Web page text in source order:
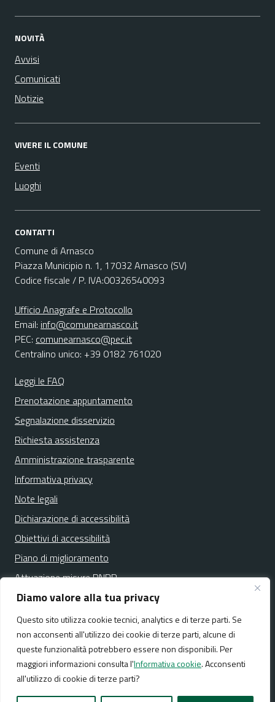
Diamo valore alla tua privacy
Questo sito utilizza cookie tecnici, analytics e di terze parti. Se
non acconsenti all'utilizzo dei cookie di terze parti, alcune di
queste funzionalità potrebbero essere non disponibili. Per
maggiori informazioni consulta l'Informativa cookie. Acconsenti
all'utilizzo di cookie di terze parti?
NOVITÀ
Avvisi
Comunicati
Notizie
VIVERE IL COMUNE
Eventi
Luoghi
CONTATTI
Comune di Arnasco
Piazza Municipio n. 1, 17032 Arnasco (SV)
Codice fiscale / P. IVA:00326540093
Ufficio Anagrafe e Protocollo
Email: info@comunearnasco.it
PEC: comunearnasco@pec.it
Centralino unico: +39 0182 761020
Leggi le FAQ
Prenotazione appuntamento
Segnalazione disservizio
Richiesta assistenza
Amministrazione trasparente
Informativa privacy
Note legali
Dichiarazione di accessibilità
Obiettivi di accessibilità
Piano di miglioramento
Attuazione misure PNRR
Media policy Mappa del sito
Realizzato da:NeMeA Sistemi Srl